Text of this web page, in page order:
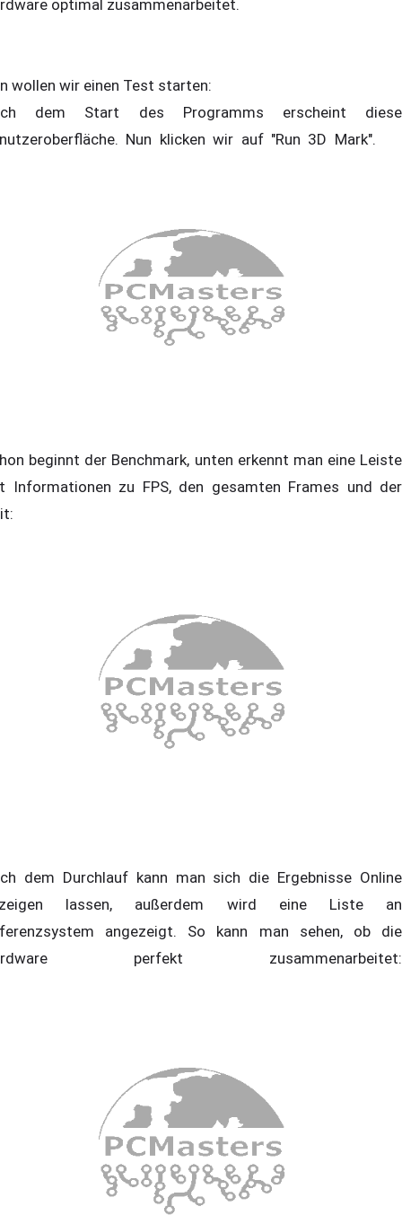
optimal zusammenarbeitet.
wollen wir einen Test starten:
dem Start des Programms erscheint diese
Nun klicken wir auf "Run 3D Mark".
beginnt der Benchmark, unten erkennt man eine Leiste
Informationen zu FPS, den gesamten Frames und der
dem Durchlauf kann man sich die Ergebnisse Online
lassen, außerdem wird eine Liste an
angezeigt. So kann man sehen, ob die
perfekt zusammenarbeitet: